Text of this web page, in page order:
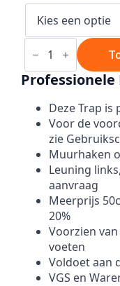
Enkele
trap
aantal
Professionele
Deze Trap is
Voor de
zie
Muurhaken
Leuning
aanvraag
Meerprijs
20%
Voorzien
voeten
Voldoet aan
VGS en